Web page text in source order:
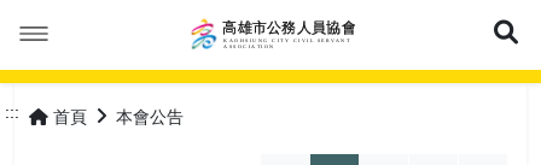
本會簡介
::: 首頁 本會公告